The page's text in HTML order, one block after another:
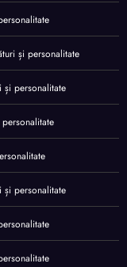
și personalitate
și personalitate
și personalitate